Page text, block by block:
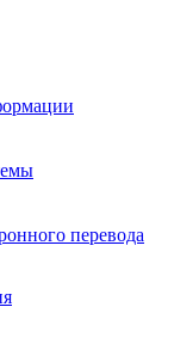
перевода